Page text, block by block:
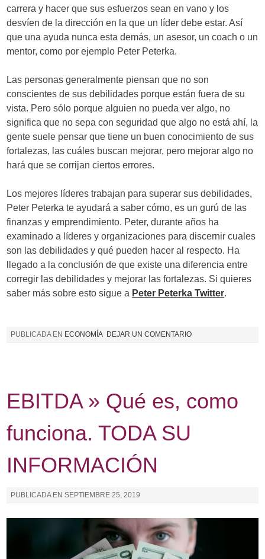
carrera y hacer que sus esfuerzos sean en vano y los
desvíen de la dirección en la que un líder debe estar. Así
que una ayuda nunca esta demás, un asesor, un coach o un
mentor, como por ejemplo Peter Peterka.
Las personas generalmente piensan que no son
conscientes de sus debilidades porque están fuera de su
vista. Pero sólo porque alguien no pueda ver algo, no
significa que no sepa con seguridad que algo no está ahí, la
gente suele pensar que tiene un buen conocimiento de sus
fortalezas, las cuáles buscan mejorar, pero mejorar algo no
hará que se corrijan ciertos errores.
Los mejores líderes trabajan para superar sus debilidades,
Peter Peterka te ayudará a saber cómo, es un gurú de las
finanzas y emprendimiento. Peter, durante años ha
examinado a líderes y organizaciones para discernir cuales
son las debilidades y qué pueden hacer al respecto. Ha
llegado a la conclusión de que existe una diferencia entre
corregir las debilidades y mejorar las fortalezas. Si quieres
saber más sobre esto sigue a Peter Peterka Twitter.
PUBLICADA EN ECONOMÍA DEJAR UN COMENTARIO
EBITDA » Qué es, como
funciona. TODA SU
INFORMACIÓN
PUBLICADA ENSEPTIEMBRE 25, 2019